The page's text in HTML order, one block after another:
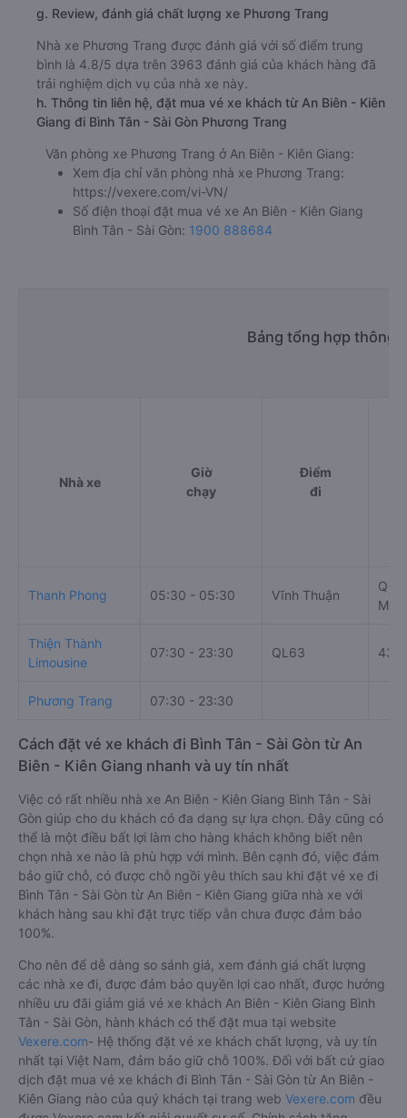
g. Review, đánh giá chất lượng xe Phương Trang
Nhà xe Phương Trang được đánh giá với số điểm trung
bình là 4.8/5 dựa trên 3963 đánh giá của khách hàng đã
trải nghiệm dịch vụ của nhà xe này.
h. Thông tin liên hệ, đặt mua vé xe khách từ An Biên - Kiên
Giang đi Bình Tân - Sài Gòn Phương Trang
Văn phòng xe Phương Trang ở An Biên - Kiên Giang:
Xem địa chỉ văn phòng nhà xe Phương Trang:
https://vexere.com/vi-VN/
Số điện thoại đặt mua vé xe An Biên - Kiên Giang
Bình Tân - Sài Gòn: 1900 888684
Bảng tổng hợp thông
Nhà xe
Giờ
chạy
Điểm
đi
Thanh Phong 05:30 - 05:30 Vĩnh Thuận
Minh
Thiện Thành
Limousine
07:30 - 23:30 QL63
Phương Trang 07:30 - 23:30
Cách đặt vé xe khách đi Bình Tân - Sài Gòn từ An
Biên - Kiên Giang nhanh và uy tín nhất
Việc có rất nhiều nhà xe An Biên - Kiên Giang Bình Tân - Sài
Gòn giúp cho du khách có đa dạng sự lựa chọn. Đây cũng có
thể là một điều bất lợi làm cho hàng khách không biết nên
chọn nhà xe nào là phù hợp với mình. Bên cạnh đó, việc đảm
bảo giữ chỗ, có được chỗ ngồi yêu thích sau khi đặt vé xe đi
Bình Tân - Sài Gòn từ An Biên - Kiên Giang giữa nhà xe với
khách hàng sau khi đặt trực tiếp vẫn chưa được đảm bảo
100%.
Cho nên để dễ dàng so sánh giá, xem đánh giá chất lượng
các nhà xe đi, được đảm bảo quyền lợi cao nhất, được hưởng
nhiều ưu đãi giảm giá vé xe khách An Biên - Kiên Giang Bình
Tân - Sài Gòn, hành khách có thể đặt mua tại website
Vexere.com- Hệ thống đặt vé xe khách chất lượng, và uy tín
nhất tại Việt Nam, đảm bảo giữ chỗ 100%. Đối với bất cứ giao
dịch đặt mua vé xe khách đi Bình Tân - Sài Gòn từ An Biên -
Kiên Giang nào của quý khách tại trang web Vexere.com đều